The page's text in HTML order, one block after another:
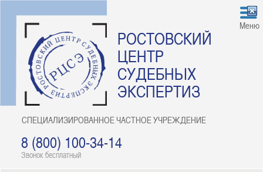
РОСТОВСКИЙ
ЦЕНТР
СУДЕБНЫХ
ЭКСПЕРТИЗ
СПЕЦИАЛИЗИРОВАННОЕ ЧАСТНОЕ УЧРЕЖДЕНИЕ
8 (800) 100-34-14
Звонок бесплатный
Меню